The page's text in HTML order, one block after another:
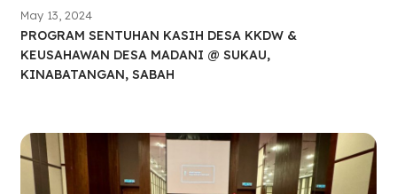
May 13, 2024
PROGRAM SENTUHAN KASIH DESA KKDW &
KEUSAHAWAN DESA MADANI @ SUKAU,
KINABATANGAN, SABAH